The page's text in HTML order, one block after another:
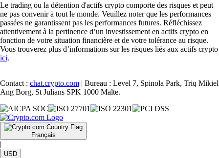
Le trading ou la détention d'actifs crypto comporte des risques et peut
ne pas convenir à tout le monde. Veuillez noter que les performances
passées ne garantissent pas les performances futures. Réfléchissez
attentivement à la pertinence d’un investissement en actifs crypto en
fonction de votre situation financière et de votre tolérance au risque.
Vous trouverez plus d’informations sur les risques liés aux actifs crypto
ici.
Contact : chat.crypto.com | Bureau : Level 7, Spinola Park, Triq Mikiel
Ang Borg, St Julians SPK 1000 Malte.
Français
|
USD